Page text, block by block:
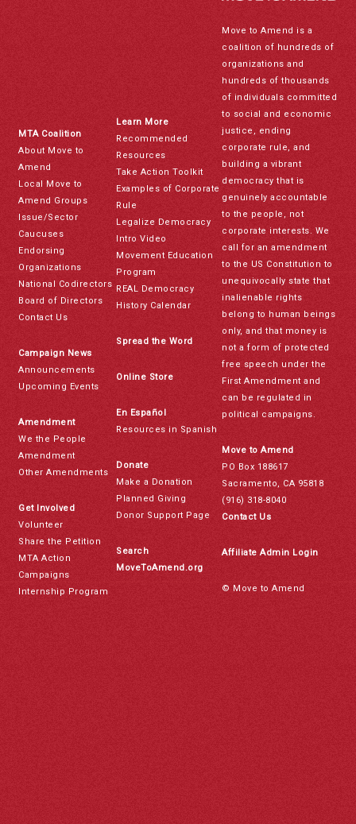
MTA Coalition
About Move to
Amend
Local Move to
Amend Groups
Issue/Sector
Caucuses
Endorsing
Organizations
National Codirectors
Board of Directors
Contact Us
Campaign News
Announcements
Upcoming Events
Amendment
We the People
Amendment
Other Amendments
Get Involved
Volunteer
Share the Petition
MTA Action
Campaigns
Internship Program
Learn More
Recommended
Resources
Take Action Toolkit
Examples of Corporate
Rule
Legalize Democracy
Intro Video
Movement Education
Program
REAL Democracy
History Calendar
Spread the Word
Online Store
En Español
Resources in Spanish
Donate
Make a Donation
Planned Giving
Donor Support Page
Search
MoveToAmend.org
Move to Amend is a
coalition of hundreds of
organizations and
hundreds of thousands
of individuals committed
to social and economic
justice, ending
corporate rule, and
building a vibrant
democracy that is
genuinely accountable
to the people, not
corporate interests. We
call for an amendment
to the US Constitution to
unequivocally state that
inalienable rights
belong to human beings
only, and that money is
not a form of protected
free speech under the
First Amendment and
can be regulated in
political campaigns.
Move to Amend
PO Box 188617
Sacramento, CA 95818
(916) 318-8040
Contact Us
Affiliate Admin Login
© Move to Amend